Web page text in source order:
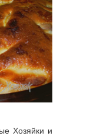
Хозяйки и